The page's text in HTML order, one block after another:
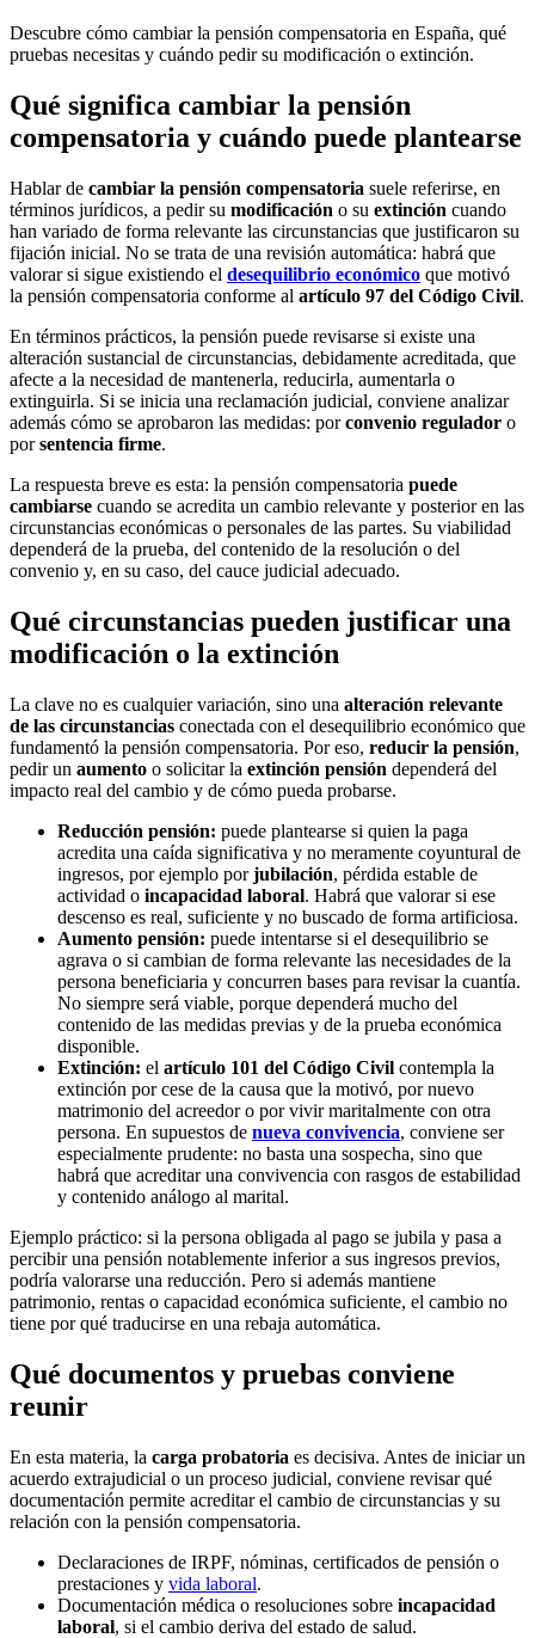
Descubre cómo cambiar la pensión compensatoria en España, qué
pruebas necesitas y cuándo pedir su modificación o extinción.
Qué significa cambiar la pensión
compensatoria y cuándo puede plantearse
Hablar de cambiar la pensión compensatoria suele referirse, en
términos jurídicos, a pedir su modificación o su extinción cuando
han variado de forma relevante las circunstancias que justificaron su
fijación inicial. No se trata de una revisión automática: habrá que
valorar si sigue existiendo el desequilibrio económico que motivó
la pensión compensatoria conforme al artículo 97 del Código Civil.
En términos prácticos, la pensión puede revisarse si existe una
alteración sustancial de circunstancias, debidamente acreditada, que
afecte a la necesidad de mantenerla, reducirla, aumentarla o
extinguirla. Si se inicia una reclamación judicial, conviene analizar
además cómo se aprobaron las medidas: porconvenio regulador o
porsentencia firme.
La respuesta breve es esta: la pensión compensatoria puede
cambiarse cuando se acredita un cambio relevante y posterior en las
circunstancias económicas o personales de las partes. Su viabilidad
dependerá de la prueba, del contenido de la resolución o del
convenio y, en su caso, del cauce judicial adecuado.
Qué circunstancias pueden justificar una
modificación o la extinción
La clave no es cualquier variación, sino una alteración relevante
de las circunstancias conectada con el desequilibrio económico que
fundamentó la pensión compensatoria. Por eso, reducir la pensión,
pedir un aumento o solicitar la extinción pensión dependerá del
impacto real del cambio y de cómo pueda probarse.
Reducción pensión: puede plantearse si quien la paga
acredita una caída significativa y no meramente coyuntural de
ingresos, por ejemplo porjubilación, pérdida estable de
actividad o incapacidad laboral. Habrá que valorar si ese
descenso es real, suficiente y no buscado de forma artificiosa.
Aumento pensión: puede intentarse si el desequilibrio se
agrava o si cambian de forma relevante las necesidades de la
persona beneficiaria y concurren bases para revisar la cuantía.
No siempre será viable, porque dependerá mucho del
contenido de las medidas previas y de la prueba económica
disponible.
Extinción: el artículo 101 del Código Civil contempla la
extinción por cese de la causa que la motivó, por nuevo
matrimonio del acreedor o por vivir maritalmente con otra
persona. En supuestos de nueva convivencia, conviene ser
especialmente prudente: no basta una sospecha, sino que
habrá que acreditar una convivencia con rasgos de estabilidad
y contenido análogo al marital.
Ejemplo práctico: si la persona obligada al pago se jubila y pasa a
percibir una pensión notablemente inferior a sus ingresos previos,
podría valorarse una reducción. Pero si además mantiene
patrimonio, rentas o capacidad económica suficiente, el cambio no
tiene por qué traducirse en una rebaja automática.
Qué documentos y pruebas conviene
reunir
En esta materia, la carga probatoria es decisiva. Antes de iniciar un
acuerdo extrajudicial o un proceso judicial, conviene revisar qué
documentación permite acreditar el cambio de circunstancias y su
relación con la pensión compensatoria.
Declaraciones de IRPF, nóminas, certificados de pensión o
prestaciones y vida laboral.
Documentación médica o resoluciones sobre incapacidad
laboral, si el cambio deriva del estado de salud.